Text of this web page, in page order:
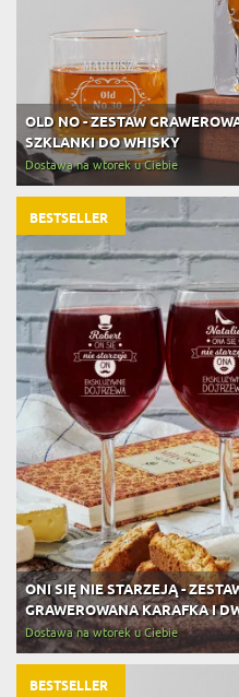
OLD NO - ZESTAW
SZKLANKI DO WHISKY
Dostawa na wtorek u Ciebie
ONI SIĘ NIE STARZEJĄ -
GRAWEROWANA KARAFKA I
WINA
Dostawa na wtorek u Ciebie
BESTSELLER
BESTSELLER